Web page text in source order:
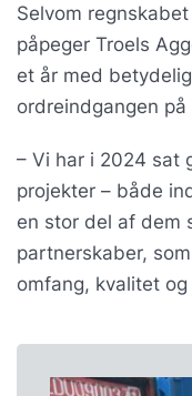
Selvom
påpeger Troels
et år med
ordreindgangen
– Vi har i 2024 sat
projekter – både
en stor del af dem
partnerskaber,
omfang, kvalitet